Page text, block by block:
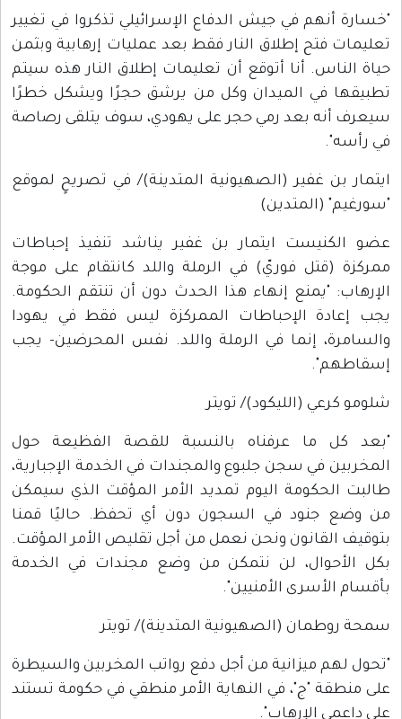
"خسارة أنهم في جيش الدفاع الإسرائيلي تذكروا في تغيير
تعليمات فتح إطلاق النار فقط بعد عمليات إرهابية وبثمن
حياة الناس. أنا أتوقع أن تعليمات إطلاق النار هذه سيتم
تطبيقها في الميدان وكل من يرشق حجرًا ويشكل خطرًا
سيعرف أنه بعد رمي حجر على يهودي، سوف يتلقى رصاصة
في رأسه".
ايتمار بن غفير (الصهيونية المتدينة)/ في تصريحٍ لموقع
"سورغيم" (المتدين)
عضو الكنيست ايتمار بن غفير يناشد تنفيذ إحباطات
ممركزة (قتل فوريّ) في الرملة واللد كانتقام على موجة
الإرهاب: "يمنع إنهاء هذا الحدث دون أن تنتقم الحكومة.
يجب إعادة الإحباطات الممركزة ليس فقط في يهودا
والسامرة، إنما في الرملة واللد. نفس المحرضين- يجب
إسقاطهم".
شلومو كرعي (الليكود)/ تويتر
"بعد كل ما عرفناه بالنسبة للقصة الفظيعة حول
المخربين في سجن جلبوع والمجندات في الخدمة الإجبارية،
طالبت الحكومة اليوم تمديد الأمر المؤقت الذي سيمكن
من وضع جنود في السجون دون أي تحفظ. حاليًا قمنا
بتوقيف القانون ونحن نعمل من أجل تقليص الأمر المؤقت.
بكل الأحوال، لن نتمكن من وضع مجندات في الخدمة
بأقسام الأسرى الأمنيين".
سمحة روطمان (الصهيونية المتدينة)/ تويتر
"تحول لهم ميزانية من أجل دفع رواتب المخربين والسيطرة
على منطقة "ج"، في النهاية الأمر منطقي في حكومة تستند
على داعمي الإرهاب".